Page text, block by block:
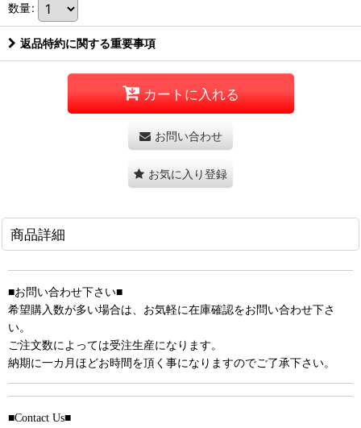
数量:
返品特約に関する重要事項
カートに入れる
お問い合わせ
お気に入り登録
商品詳細
■お問い合わせ下さい■
希望購入数が多い場合は、お気軽に在庫確認をお問い合わせ下さ
い。
ご注文数によっては受注生産になります。
納期に一カ月ほどお時間を頂く事になりますのでご了承下さい。
■Contact Us■